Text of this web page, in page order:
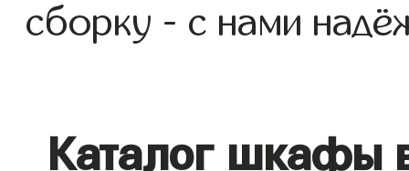
сборку - с нами
Каталог шкафы